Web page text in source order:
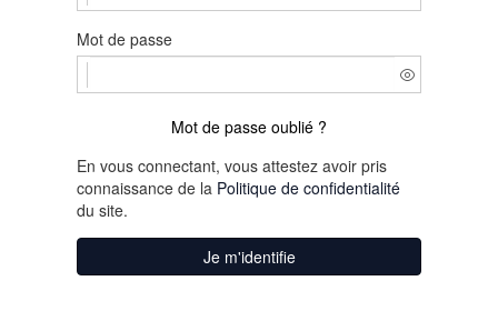
Mot de passe
Mot de passe oublié ?
En vous connectant, vous attestez avoir pris
connaissance de la Politique de confidentialité
du site.
Je m'identifie